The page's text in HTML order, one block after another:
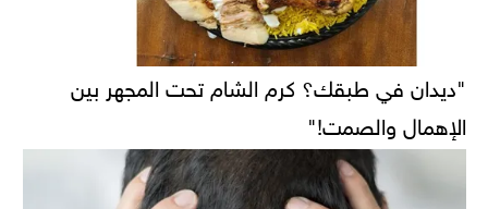
"ديدان في طبقك؟ كرم الشام تحت المجهر بين
الإهمال والصمت!"